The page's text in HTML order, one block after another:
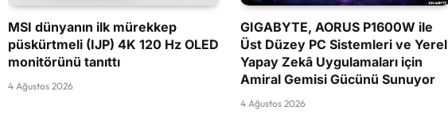
MSI dünyanın ilk mürekkep
püskürtmeli (IJP) 4K 120 Hz OLED
monitörünü tanıttı
4 Ağustos 2026
GIGABYTE, AORUS P1600W ile
Üst Düzey PC Sistemleri ve Yerel
Yapay Zekâ Uygulamaları için
Amiral Gemisi Gücünü Sunuyor
4 Ağustos 2026